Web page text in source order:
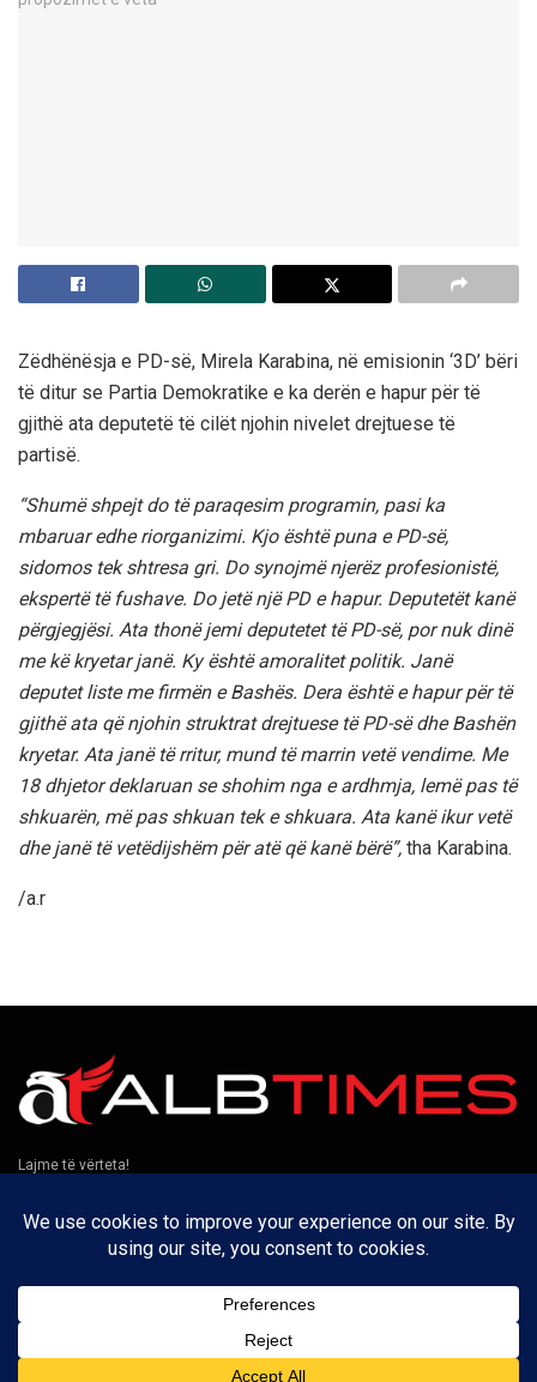
Zëdhënësja e PD-së, Mirela Karabina, në emisionin ‘3D’ bëri
të ditur se Partia Demokratike e ka derën e hapur për të
gjithë ata deputetë të cilët njohin nivelet drejtuese të
partisë.
“Shumë shpejt do të paraqesim programin, pasi ka
mbaruar edhe riorganizimi. Kjo është puna e PD-së,
sidomos tek shtresa gri. Do synojmë njerëz profesionistë,
ekspertë të fushave. Do jetë një PD e hapur. Deputetët kanë
përgjegjësi. Ata thonë jemi deputetet të PD-së, por nuk dinë
me kë kryetar janë. Ky është amoralitet politik. Janë
deputet liste me firmën e Bashës. Dera është e hapur për të
gjithë ata që njohin struktrat drejtuese të PD-së dhe Bashën
kryetar. Ata janë të rritur, mund të marrin vetë vendime. Me
18 dhjetor deklaruan se shohim nga e ardhmja, lemë pas të
shkuarën, më pas shkuan tek e shkuara. Ata kanë ikur vetë
dhe janë të vetëdijshëm për atë që kanë bërë”, tha Karabina.
/a.r
Lajme të vërteta!
Të tjera
Kontakt Puno me ne Privatësia
Na ndiqni